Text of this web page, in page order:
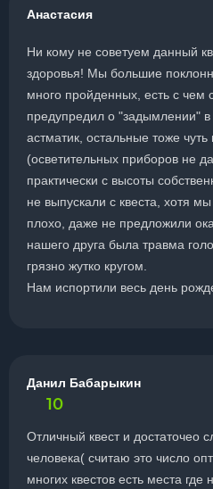
Анастасия
Ни кому не советуем данный
здоровья! Мы большие
много пройденных, есть с чем
предупредил о "задымлении"
астматик, остальные тоже
(осветительных приборов не
практически с высоты
не выпускали с квеста, хотя
плохо, даже не предложили
нашего друга была травма
грязно жутко кругом.
Нам испортили весь день
Данил Бабарыкин
10
Отличный квест и достаточео
человека( считаю это число
многих квестов есть места где